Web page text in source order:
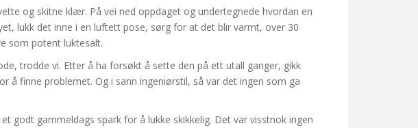
og skitne klær. På vei ned oppdaget og undertegnede hvordan en
lukk det inne i en luftett pose, sørg for at det blir varmt, over 30
som potent luktesalt.
trodde vi. Etter å ha forsøkt å sette den på ett utall ganger, gikk
å finne problemet. Og i sann ingeniørstil, så var det ingen som ga
godt gammeldags spark for å lukke skikkelig. Det var visstnok ingen